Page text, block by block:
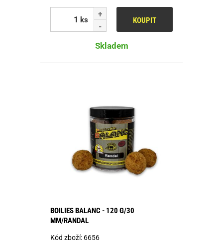
ks KOUPIT
Skladem
BOILIES BALANC - 120 G/30
MM/RANDAL
Kód zboží: 6656